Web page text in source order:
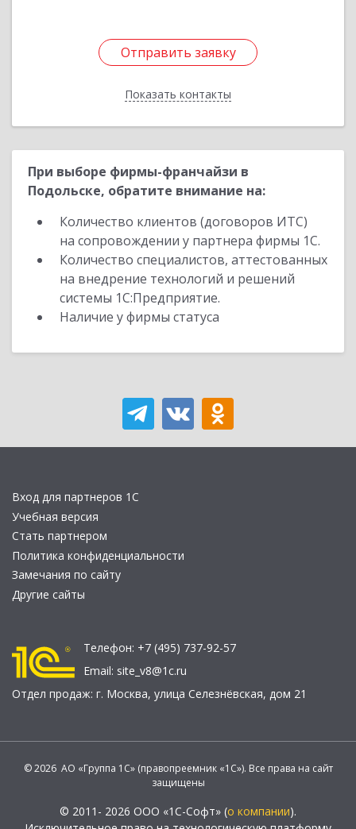
Отправить заявку
Показать контакты
Отправить заявку
Назад
При выборе фирмы-франчайзи в
Подольске, обратите внимание на:
Количество клиентов (договоров ИТС)
на сопровождении у партнера фирмы 1С.
Количество специалистов, аттестованных
на внедрение технологий и решений
системы 1С:Предприятие.
Наличие у фирмы статуса
Вход для партнеров 1С
Учебная версия
Стать партнером
Политика конфиденциальности
Замечания по сайту
Другие сайты
Телефон: +7 (495) 737-92-57
Email: site_v8@1c.ru
Отдел продаж: г. Москва, улица Селезнёвская, дом 21
© 2026 АО «Группа 1С» (правопреемник «1С»). Все права на сайт
защищены
© 2011- 2026 ООО «1С-Софт» (о компании).